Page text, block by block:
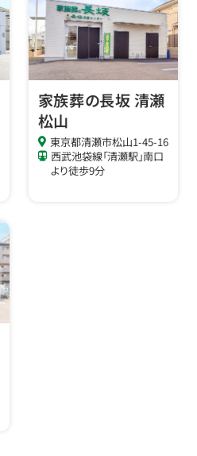
家族葬の長坂 清瀬
松山
東京都清瀬市松山1-45-16
西武池袋線「清瀬駅」南口
より徒歩9分